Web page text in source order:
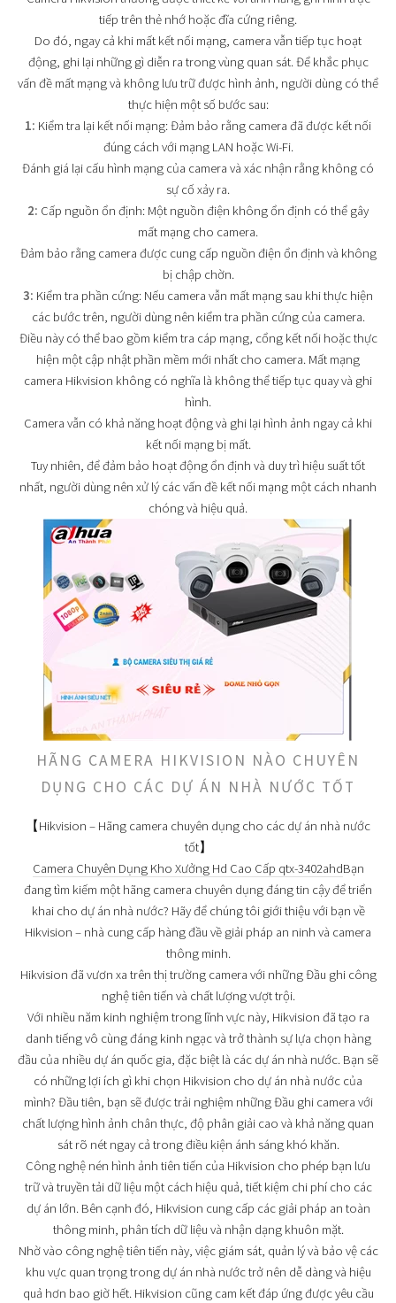
tiếp trên thẻ nhớ hoặc đĩa cứng riêng.
Do đó, ngay cả khi mất kết nối mạng, camera vẫn tiếp tục hoạt
động, ghi lại những gì diễn ra trong vùng quan sát. Để khắc phục
vấn đề mất mạng và không lưu trữ được hình ảnh, người dùng có thể
thực hiện một số bước sau:
1: Kiểm tra lại kết nối mạng: Đảm bảo rằng camera đã được kết nối
đúng cách với mạng LAN hoặc Wi-Fi.
Đánh giá lại cấu hình mạng của camera và xác nhận rằng không có
sự cố xảy ra.
2: Cấp nguồn ổn định: Một nguồn điện không ổn định có thể gây
mất mạng cho camera.
Đảm bảo rằng camera được cung cấp nguồn điện ổn định và không
bị chập chờn.
3: Kiểm tra phần cứng: Nếu camera vẫn mất mạng sau khi thực hiện
các bước trên, người dùng nên kiểm tra phần cứng của camera.
Điều này có thể bao gồm kiểm tra cáp mạng, cổng kết nối hoặc thực
hiện một cập nhật phần mềm mới nhất cho camera. Mất mạng
camera Hikvision không có nghĩa là không thể tiếp tục quay và ghi
hình.
Camera vẫn có khả năng hoạt động và ghi lại hình ảnh ngay cả khi
kết nối mạng bị mất.
Tuy nhiên, để đảm bảo hoạt động ổn định và duy trì hiệu suất tốt
nhất, người dùng nên xử lý các vấn đề kết nối mạng một cách nhanh
chóng và hiệu quả.
HÃNG CAMERA HIKVISION NÀO CHUYÊN
DỤNG CHO CÁC DỰ ÁN NHÀ NƯỚC TỐT
【Hikvision – Hãng camera chuyên dụng cho các dự án nhà nước
tốt】
Camera Chuyên Dụng Kho Xưởng Hd Cao Cấp qtx-3402ahdBạn
đang tìm kiếm một hãng camera chuyên dụng đáng tin cậy để triển
khai cho dự án nhà nước? Hãy để chúng tôi giới thiệu với bạn về
Hikvision – nhà cung cấp hàng đầu về giải pháp an ninh và camera
thông minh.
Hikvision đã vươn xa trên thị trường camera với những Đầu ghi công
nghệ tiên tiến và chất lượng vượt trội.
Với nhiều năm kinh nghiệm trong lĩnh vực này, Hikvision đã tạo ra
danh tiếng vô cùng đáng kinh ngạc và trở thành sự lựa chọn hàng
đầu của nhiều dự án quốc gia, đặc biệt là các dự án nhà nước. Bạn sẽ
có những lợi ích gì khi chọn Hikvision cho dự án nhà nước của
mình? Đầu tiên, bạn sẽ được trải nghiệm những Đầu ghi camera với
chất lượng hình ảnh chân thực, độ phân giải cao và khả năng quan
sát rõ nét ngay cả trong điều kiện ánh sáng khó khăn.
Công nghệ nén hình ảnh tiên tiến của Hikvision cho phép bạn lưu
trữ và truyền tải dữ liệu một cách hiệu quả, tiết kiệm chi phí cho các
dự án lớn. Bên cạnh đó, Hikvision cung cấp các giải pháp an toàn
thông minh, phân tích dữ liệu và nhận dạng khuôn mặt.
Nhờ vào công nghệ tiên tiến này, việc giám sát, quản lý và bảo vệ các
khu vực quan trọng trong dự án nhà nước trở nên dễ dàng và hiệu
quả hơn bao giờ hết. Hikvision cũng cam kết đáp ứng được yêu cầu